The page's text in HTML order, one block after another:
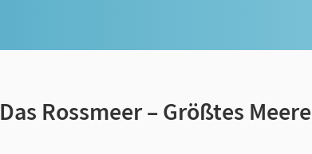
Das Rossmeer – Größtes